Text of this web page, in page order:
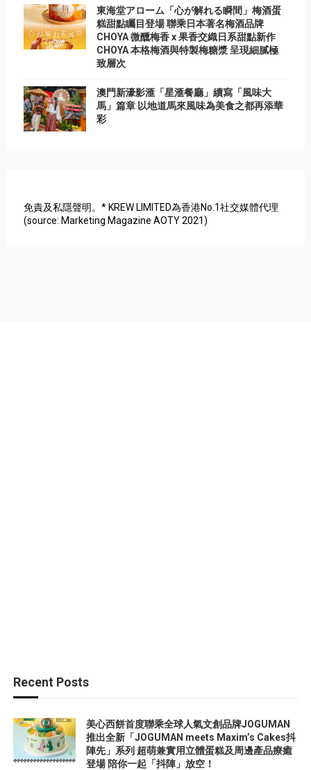
東海堂アローム「心が解れる瞬間」梅酒蛋
糕甜點矚目登場 聯乘日本著名梅酒品牌
CHOYA 微醺梅香 x 果香交織日系甜點新作
CHOYA 本格梅酒與特製梅糖漿 呈現細膩極
致層次
澳門新濠影滙「星滙餐廳」續寫「風味大
馬」篇章 以地道馬來風味為美食之都再添華
彩
免責及私隱聲明。* KREW LIMITED為香港No.1社交媒體代理
(source: Marketing Magazine AOTY 2021)
Recent Posts
美心西餅首度聯乘全球人氣文創品牌JOGUMAN
推出全新「JOGUMAN meets Maxim’s Cakes抖
陣先」系列 超萌兼實用立體蛋糕及周邊產品療癒
登場 陪你一起「抖陣」放空！